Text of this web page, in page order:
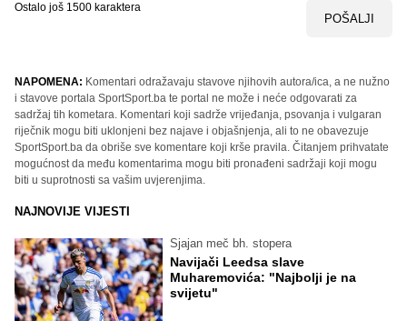
Ostalo još 1500 karaktera
POŠALJI
NAPOMENA: Komentari odražavaju stavove njihovih autora/ica, a ne nužno
i stavove portala SportSport.ba te portal ne može i neće odgovarati za
sadržaj tih kometara. Komentari koji sadrže vrijeđanja, psovanja i vulgaran
riječnik mogu biti uklonjeni bez najave i objašnjenja, ali to ne obavezuje
SportSport.ba da obriše sve komentare koji krše pravila. Čitanjem prihvatate
mogućnost da među komentarima mogu biti pronađeni sadržaji koji mogu
biti u suprotnosti sa vašim uvjerenjima.
NAJNOVIJE VIJESTI
Sjajan meč bh. stopera
Navijači Leedsa slave
Muharemovića: "Najbolji je na
svijetu"